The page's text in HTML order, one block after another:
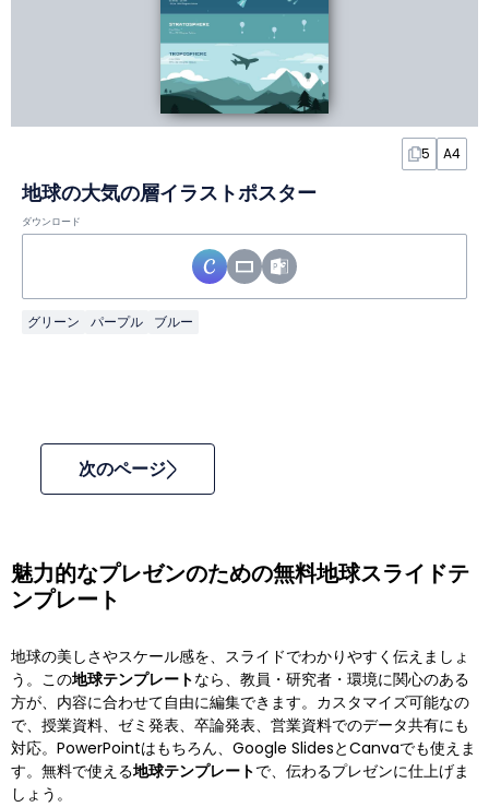
5 A4
地球の大気の層イラストポスター
ダウンロード
グリーン パープル ブルー
次のページ
魅力的なプレゼンのための無料地球スライドテ
ンプレート
地球の美しさやスケール感を、スライドでわかりやすく伝えましょ
う。この地球テンプレートなら、教員・研究者・環境に関心のある
方が、内容に合わせて自由に編集できます。カスタマイズ可能なの
で、授業資料、ゼミ発表、卒論発表、営業資料でのデータ共有にも
対応。PowerPointはもちろん、Google SlidesとCanvaでも使えま
す。無料で使える地球テンプレートで、伝わるプレゼンに仕上げま
しょう。